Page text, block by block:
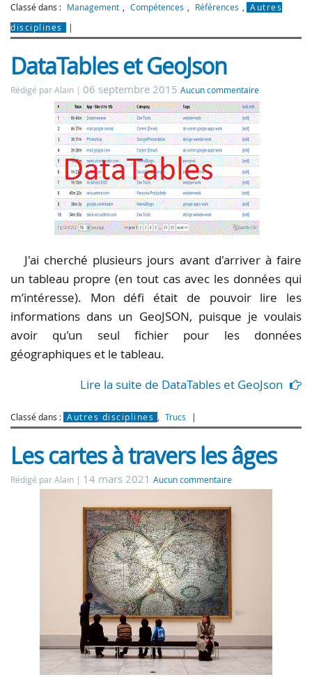
Classé dans : Management Compétences Références
Autres
disciplines
DataTables et GeoJson
Rédigé par Alain 06 septembre 2015 Aucun commentaire
J'ai cherché plusieurs jours avant d'arriver à faire
un tableau propre (en tout cas avec les données qui
m’intéresse). Mon défi était de pouvoir lire les
informations dans un GeoJSON, puisque je voulais
avoir qu'un seul fichier pour les données
géographiques et le tableau.
Lire la suite de DataTables et GeoJson
Classé dans : Autres disciplines Trucs
Les cartes à travers les âges
Rédigé par Alain 14 mars 2021 Aucun commentaire